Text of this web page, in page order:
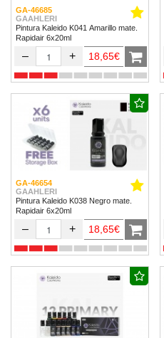
GA-46685
GAAHLERI
Pintura Kaleido K041 Amarillo mate.
Rapidair 6x20ml
– + 18,65€
GA-46654
GAAHLERI
Pintura Kaleido K038 Negro mate.
Rapidair 6x20ml
– + 18,65€